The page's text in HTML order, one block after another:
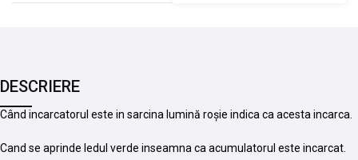
DESCRIERE
Când incarcatorul este in sarcina lumină roșie indica ca acesta incarca.
Cand se aprinde ledul verde inseamna ca acumulatorul este incarcat.